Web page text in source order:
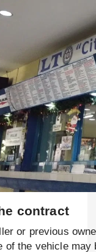
contract
or previous
of the vehicle